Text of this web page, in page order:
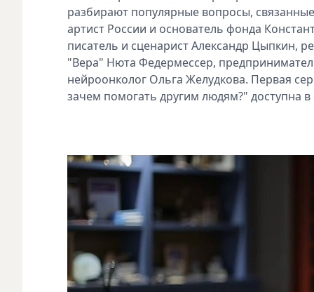
разбирают популярные вопросы,
артист России и основатель фонда
писатель и сценарист Александр Цыпкин,
"Вера" Нюта Федермессер,
нейроонколог Ольга Желудкова. Первая
зачем помогать другим людям?" доступна